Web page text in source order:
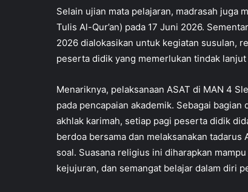
Selain ujian mata pelajaran, madrasah juga
Tulis Al-Qur’an) pada 17 Juni 2026.
2026 dialokasikan untuk kegiatan susulan,
peserta didik yang memerlukan tindak
Menariknya, pelaksanaan ASAT di MAN 4
pada pencapaian akademik. Sebagai bagian
akhlak karimah, setiap pagi peserta didik
berdoa bersama dan melaksanakan tadarus
soal. Suasana religius ini diharapkan
kejujuran, dan semangat belajar dalam diri